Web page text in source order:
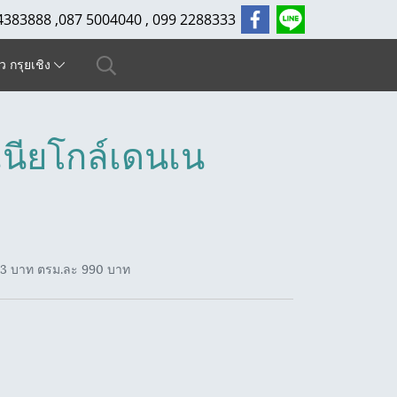
,087 5004040 , 099 2288333
กรุยเชิง
ยโกล์เดนเน
บาท ตรม.ละ 990 บาท